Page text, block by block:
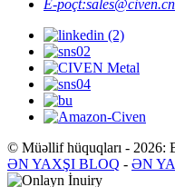
E-poçt:sales@civen.cn
© Müəllif hüquqları - 2026:
ƏN YAXŞI BLOQ - ƏN